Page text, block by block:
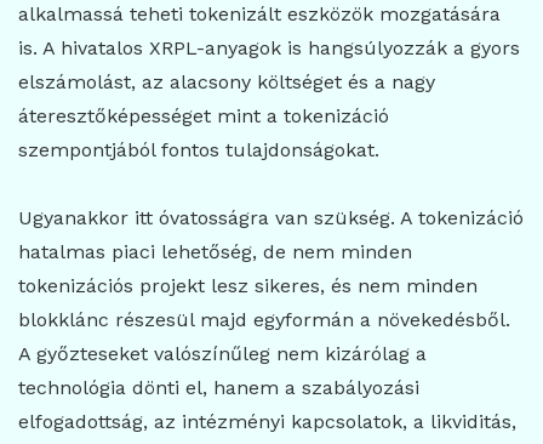
alkalmassá teheti tokenizált eszközök mozgatására
is. A hivatalos XRPL-anyagok is hangsúlyozzák a gyors
elszámolást, az alacsony költséget és a nagy
áteresztőképességet mint a tokenizáció
szempontjából fontos tulajdonságokat.
Ugyanakkor itt óvatosságra van szükség. A tokenizáció
hatalmas piaci lehetőség, de nem minden
tokenizációs projekt lesz sikeres, és nem minden
blokklánc részesül majd egyformán a növekedésből.
A győzteseket valószínűleg nem kizárólag a
technológia dönti el, hanem a szabályozási
elfogadottság, az intézményi kapcsolatok, a likviditás,